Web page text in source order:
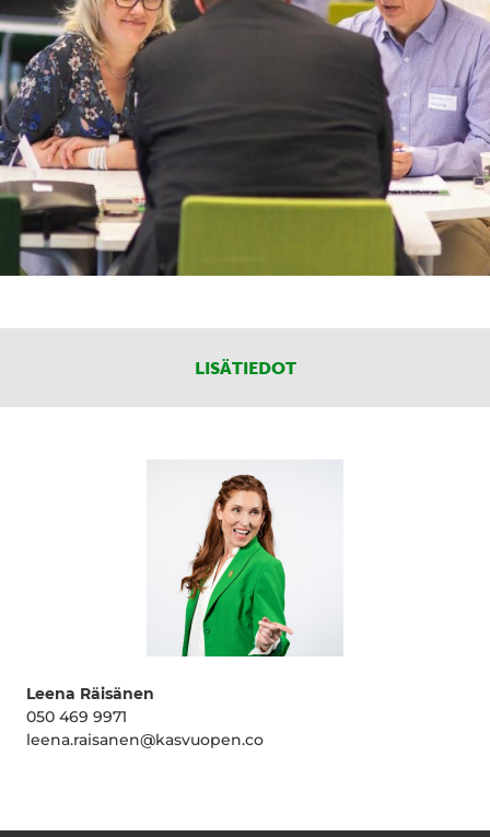
LISÄTIEDOT
Leena Räisänen
050 469 9971
leena.raisanen@kasvuopen.co